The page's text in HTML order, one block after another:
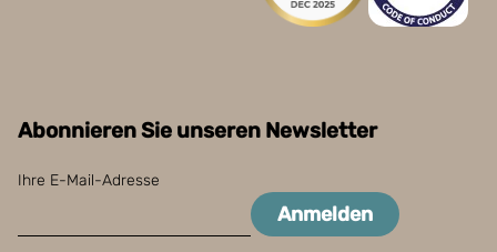
Abonnieren Sie unseren Newsletter
Ihre E-Mail-Adresse
Anmelden